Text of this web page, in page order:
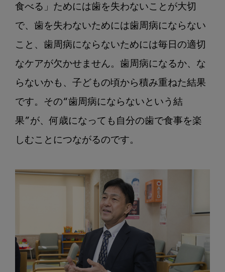
食べる」ためには歯を失わないことが大切
で、歯を失わないためには歯周病にならない
こと、歯周病にならないためには毎日の適切
なケアが欠かせません。歯周病になるか、な
らないかも、子どもの頃から積み重ねた結果
です。その“歯周病にならないという結
果”が、何歳になっても自分の歯で食事を楽
しむことにつながるのです。